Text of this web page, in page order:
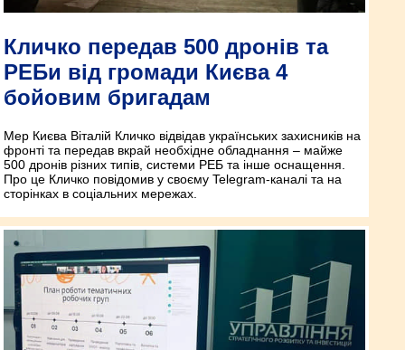
Кличко передав 500 дронів та
РЕБи від громади Києва 4
бойовим бригадам
Мер Києва Віталій Кличко відвідав українських захисників на
фронті та передав вкрай необхідне обладнання – майже
500 дронів різних типів, системи РЕБ та інше оснащення.
Про це Кличко повідомив у своєму Telegram-каналі та на
сторінках в соціальних мережах.